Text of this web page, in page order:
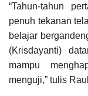
“Tahun-tahun
penuh tekanan
belajar
(Krisdayanti)
mampu
menguji,” tulis